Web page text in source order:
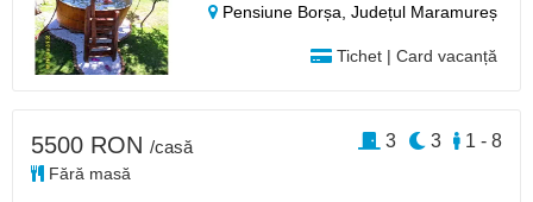
Pensiune Borșa,Județul Maramureș
Tichet | Card vacanță
5500 RON /casă
Fără masă
1 - 8
3
3